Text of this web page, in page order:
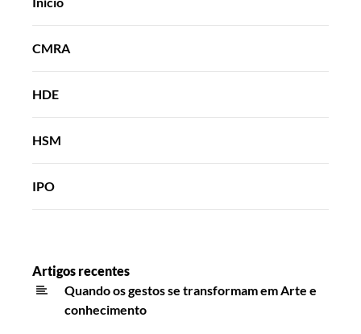
CMRA
HDE
HSM
IPO
Artigos recentes
Quando os gestos se transformam em Arte e
conhecimento